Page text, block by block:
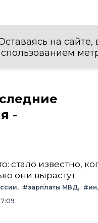
на
-
стало известно,
они вырастут
#зарплаты МВД